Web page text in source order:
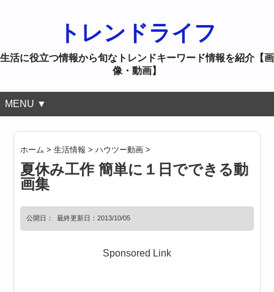
トレンドライフ
生活に役立つ情報から旬なトレンドキーワード情報を紹介【画
像・動画】
MENU ▼
ホーム >生活情報 >ハウツー動画 >
夏休み工作 簡単に１日でできる動
画集
公開日： 最終更新日：2013/10/05
Sponsored Link